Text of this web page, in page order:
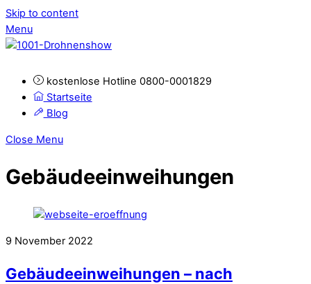
Skip to content
Menu
kostenlose Hotline 0800-0001829
Startseite
Blog
Close Menu
Gebäudeeinweihungen
9 November 2022
Gebäudeeinweihungen – nach